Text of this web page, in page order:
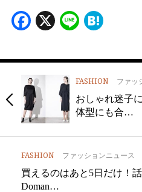
Facebook
X Line
FASHION ファッ
おしゃれ迷子
体型にも合…
FASHION ファッションニュース
買えるのはあと5日だけ！
Doman…